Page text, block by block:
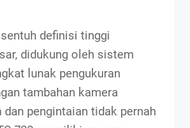
definisi tinggi
didukung oleh sistem
lunak pengukuran
tambahan kamera
pengintaian tidak pernah